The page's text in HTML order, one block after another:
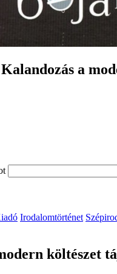
a
Irodalomtörténet
költészet